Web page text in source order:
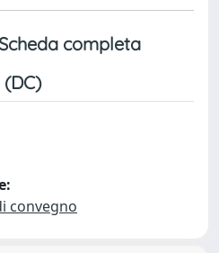
completa
convegno